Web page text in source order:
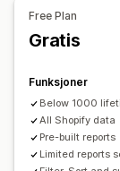
Skattefritak
Multibutikk
Daglig
Transaksjoner
Synkronisering
Analyse-
Multibutikk-
Historiske
Samtykke av
Free Plan
Gratis
Funksjoner
Below 1000
All Shopify data
Pre-built reports
Limited reports